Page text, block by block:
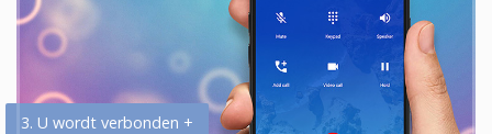
3. U wordt verbonden +